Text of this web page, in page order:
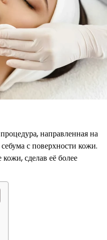
направленная на
с поверхности кожи.
сделав её более